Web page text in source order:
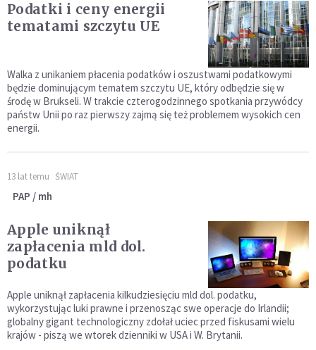
Podatki i ceny energii
tematami szczytu UE
Walka z unikaniem płacenia podatków i oszustwami podatkowymi
będzie dominującym tematem szczytu UE, który odbędzie się w
środę w Brukseli. W trakcie czterogodzinnego spotkania przywódcy
państw Unii po raz pierwszy zajmą się też problemem wysokich cen
energii.
13 lat temu ŚWIAT
PAP / mh
Apple uniknął
zapłacenia mld dol.
podatku
Apple uniknął zapłacenia kilkudziesięciu mld dol. podatku,
wykorzystując luki prawne i przenosząc swe operacje do Irlandii;
globalny gigant technologiczny zdołał uciec przed fiskusami wielu
krajów - piszą we wtorek dzienniki w USA i W. Brytanii.